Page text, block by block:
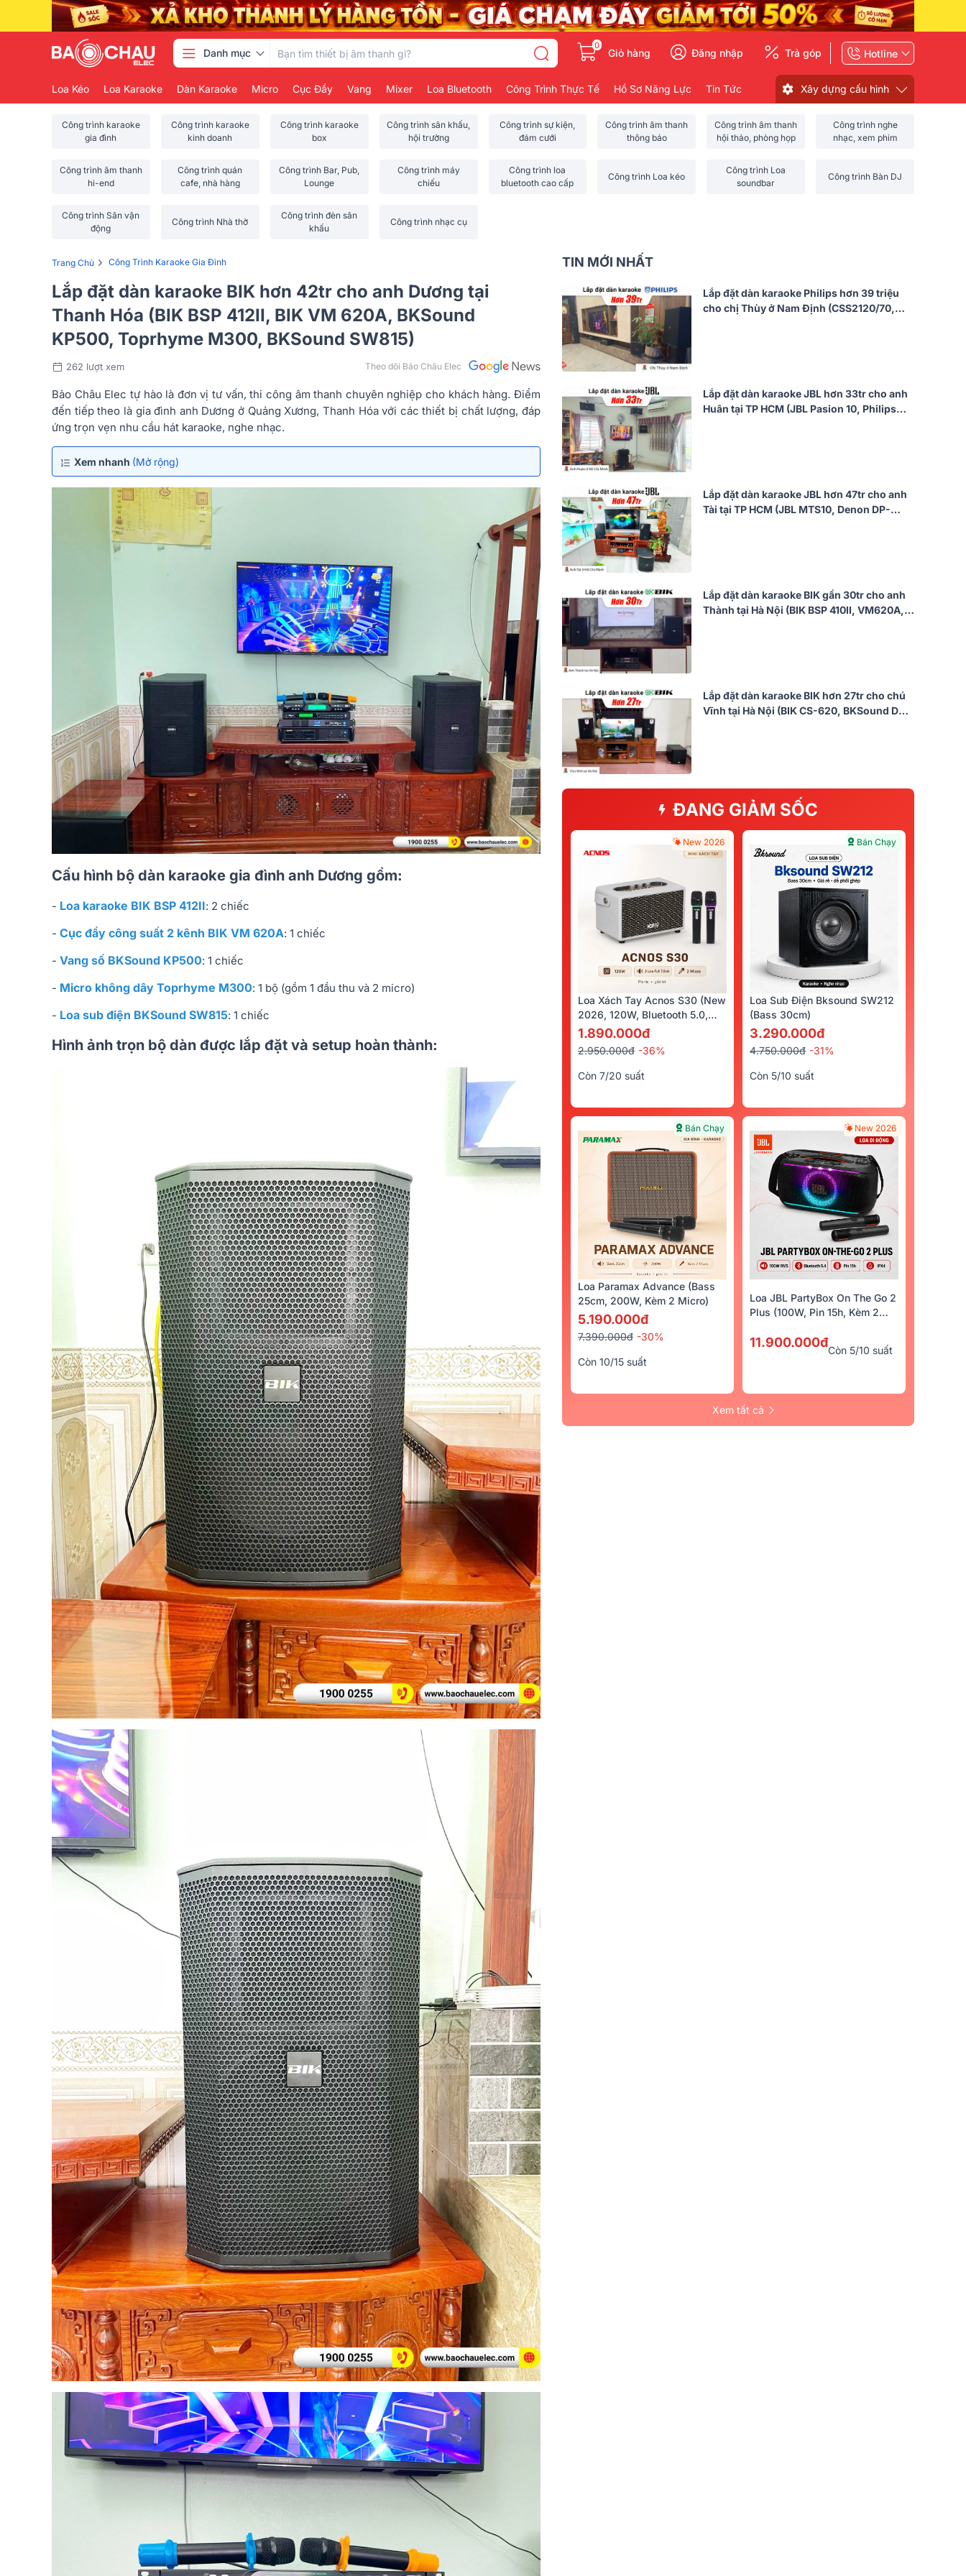
Danh mục
0
Giỏ hàng Đăng nhập Trả góp Hotline
Loa Kéo Loa Karaoke Dàn Karaoke Micro Cục Đẩy Vang Mixer Loa Bluetooth Công Trình Thực Tế Hồ Sơ Năng Lực Tin Tức Xây dựng cấu hình
Công trình karaoke
gia đình
Công trình karaoke
kinh doanh
Công trình karaoke
box
Công trình sân khấu,
hội trường
Công trình sự kiện,
đám cưới
Công trình âm thanh
thông báo
Công trình âm thanh
hội thảo, phòng họp
Công trình nghe
nhạc, xem phim
Công trình âm thanh
hi-end
Công trình quán
cafe, nhà hàng
Công trình Bar, Pub,
Lounge
Công trình máy
chiếu
Công trình loa
bluetooth cao cấp
Công trình Loa kéo
Công trình Loa
soundbar
Công trình Bàn DJ
Công trình Sân vận
động
Công trình Nhà thờ
Công trình đèn sân
khấu
Công trình nhạc cụ
Trang Chủ › Công Trình Karaoke Gia Đình
Lắp đặt dàn karaoke BIK hơn 42tr cho anh Dương tại
Thanh Hóa (BIK BSP 412II, BIK VM 620A, BKSound
KP500, Toprhyme M300, BKSound SW815)
262 lượt xem Theo dõi Bảo Châu Elec
Bảo Châu Elec tự hào là đơn vị tư vấn, thi công âm thanh chuyên nghiệp cho khách hàng. Điểm
đến tiếp theo là gia đình anh Dương ở Quảng Xương, Thanh Hóa với các thiết bị chất lượng, đáp
ứng trọn vẹn nhu cầu hát karaoke, nghe nhạc.
Xem nhanh (Mở rộng)
Cấu hình bộ dàn karaoke gia đình anh Dương gồm:
- Loa karaoke BIK BSP 412II: 2 chiếc
- Cục đẩy công suất 2 kênh BIK VM 620A: 1 chiếc
- Vang số BKSound KP500: 1 chiếc
- Micro không dây Toprhyme M300: 1 bộ (gồm 1 đầu thu và 2 micro)
- Loa sub điện BKSound SW815: 1 chiếc
Hình ảnh trọn bộ dàn được lắp đặt và setup hoàn thành:
TIN MỚI NHẤT
Lắp đặt dàn karaoke Philips hơn 39 triệu
cho chị Thùy ở Nam Định (CSS2120/70,
Lắp đặt dàn karaoke JBL hơn 33tr cho anh
Huân tại TP HCM (JBL Pasion 10, Philips
Lắp đặt dàn karaoke JBL hơn 47tr cho anh
Tài tại TP HCM (JBL MTS10, Denon DP-
Lắp đặt dàn karaoke BIK gần 30tr cho anh
Thành tại Hà Nội (BIK BSP 410II, VM620A,
Lắp đặt dàn karaoke BIK hơn 27tr cho chú
Vĩnh tại Hà Nội (BIK CS-620, BKSound DKA
ĐANG GIẢM SỐC
New 2026
Loa Xách Tay Acnos S30 (New
2026, 120W, Bluetooth 5.0,
Kèm 2 Tay Micro)
1.890.000đ
2.950.000đ -36%
Còn 7/20 suất
Bán Chạy
Loa Sub Điện Bksound SW212
(bass 30cm)
3.290.000đ
4.750.000đ -31%
Còn 5/10 suất
Bán Chạy
Loa Paramax Advance (Bass
25cm, 200W, Kèm 2 Micro)
5.190.000đ
7.390.000đ -30%
Còn 10/15 suất
New 2026
Loa JBL PartyBox On The Go 2
Plus (100W, Pin 15h, Kèm 2
11.900.000đ
Còn 5/10 suất
Xem tất cả